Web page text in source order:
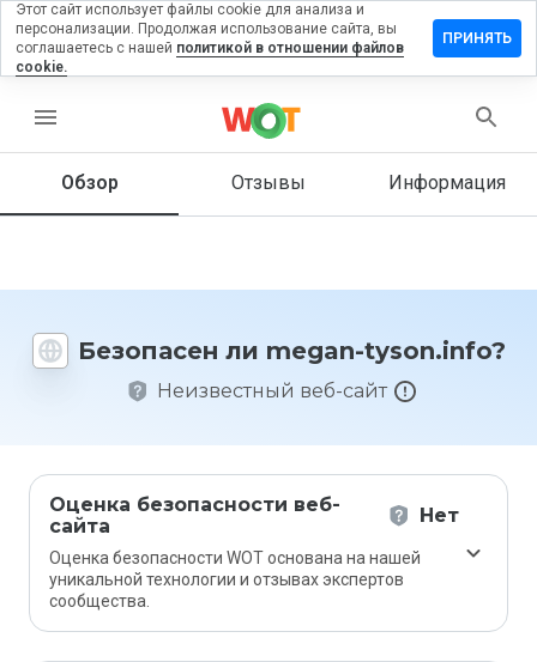
menu
Обзор Отзывы Информация
Безопасен ли megan-tyson.info?
Неизвестный веб-сайт
Оценка безопасности веб-
сайта
Нет
Оценка безопасности WOT основана на нашей
уникальной технологии и отзывах экспертов
сообщества.
на
оценили
сайт от
1 до 5?
Этот сайт использует файлы cookie для анализа и
персонализации. Продолжая использование сайта, вы
соглашаетесь с нашей политикой в отношении файлов
cookie.
ПРИНЯТЬ